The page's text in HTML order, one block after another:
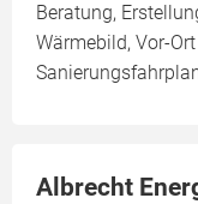
Beratung,
Wärmebild, Vor-
Albrecht